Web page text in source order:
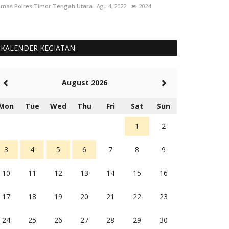
Polres Timor Tengah Utara Agu 4, 2022 2024
KALENDER KEGIATAN
August 2026
Tue Wed Thu Fri Sat Sun
1 2
3 4 5 6 7 8 9
10 11 12 13 14 15 16
17 18 19 20 21 22 23
24 25 26 27 28 29 30